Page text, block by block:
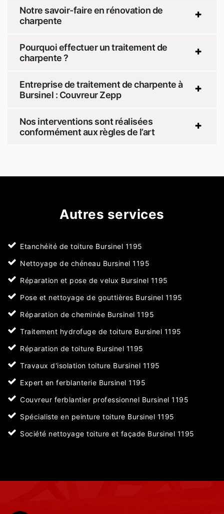
Notre savoir-faire en rénovation de
charpente
Pourquoi effectuer un traitement de
charpente ?
Entreprise de traitement de charpente à
Bursinel : Couvreur Zepp
Nos interventions sont réalisées
conformément aux règles de l’art
Autres services
Etanchéité de toiture Bursinel 1195
Nettoyage de chéneau Bursinel 1195
Réparation et pose de velux Bursinel 1195
Pose et nettoyage de gouttières Bursinel 1195
Réparation de cheminée Bursinel 1195
Traitement hydrofuge de toiture Bursinel 1195
Réparation de toiture Bursinel 1195
Travaux d'isolation toiture Bursinel 1195
Expert en ferblanterie Bursinel 1195
Couvreur ferblantier professionnel Bursinel 1195
Spécialiste en peinture toiture Bursinel 1195
Société nettoyage toiture et façade Bursinel 1195